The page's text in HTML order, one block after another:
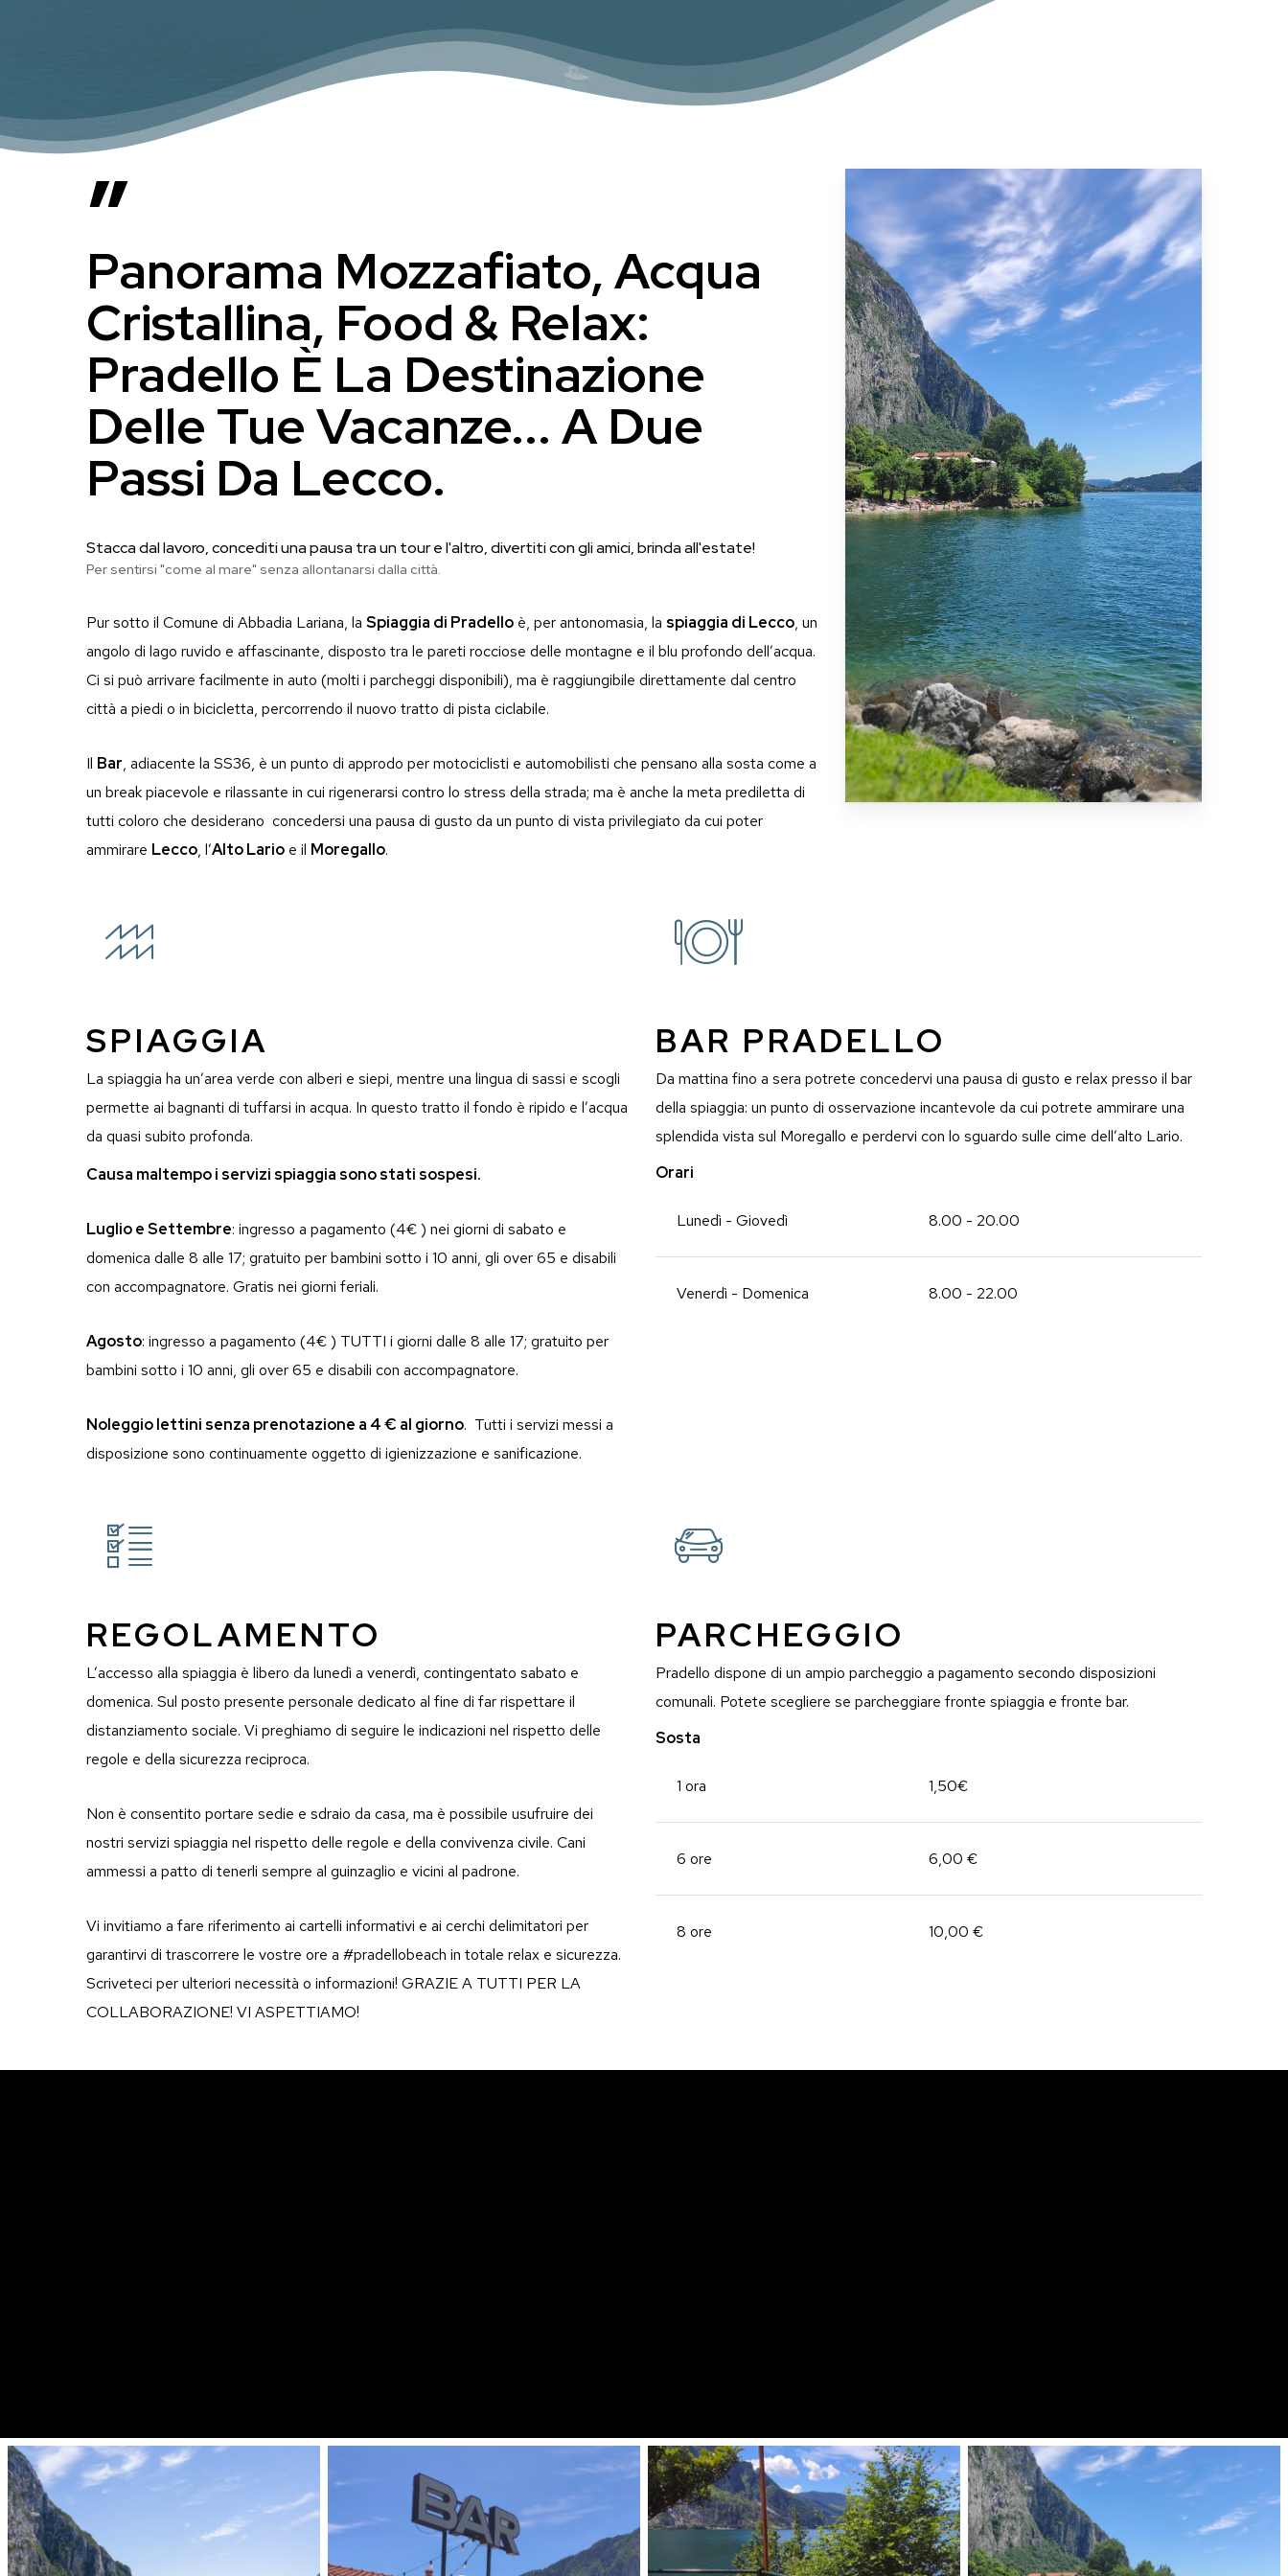
”
Panorama Mozzafiato, Acqua
Cristallina, Food & Relax:
Pradello È La Destinazione
Delle Tue Vacanze... A Due
Passi Da Lecco.
Stacca dal lavoro, concediti una pausa tra un tour e l'altro, divertiti con gli amici, brinda all'estate!
Per sentirsi "come al mare" senza allontanarsi dalla città.
Pur sotto il Comune di Abbadia Lariana, laSpiaggia di Pradello è, per antonomasia, la spiaggia di Lecco, un
angolo di lago ruvido e affascinante, disposto tra le pareti rocciose delle montagne e il blu profondo dell’acqua.
Ci si può arrivare facilmente in auto (molti i parcheggi disponibili), ma è raggiungibile direttamente dal centro
città a piedi o in bicicletta, percorrendo il nuovo tratto di pista ciclabile.
Il Bar, adiacente la SS36, è un punto di approdo per motociclisti e automobilisti che pensano alla sosta come a
un break piacevole e rilassante in cui rigenerarsi contro lo stress della strada; ma è anche la meta prediletta di
tutti coloro che desiderano concedersi una pausa di gusto da un punto di vista privilegiato da cui poter
ammirare Lecco, l’Alto Lario e il Moregallo.
SPIAGGIA
La spiaggia ha un’area verde con alberi e siepi, mentre una lingua di sassi e scogli
permette ai bagnanti di tuffarsi in acqua. In questo tratto il fondo è ripido e l’acqua
da quasi subito profonda.
Causa maltempo i servizi spiaggia sono stati sospesi.
Luglio e Settembre: ingresso a pagamento (4€ ) nei giorni di sabato e
domenica dalle 8 alle 17; gratuito per bambini sotto i 10 anni, gli over 65 e disabili
con accompagnatore. Gratis nei giorni feriali.
Agosto: ingresso a pagamento (4€ ) TUTTI i giorni dalle 8 alle 17; gratuito per
bambini sotto i 10 anni, gli over 65 e disabili con accompagnatore.
Noleggio lettini senza prenotazione a 4 € al giorno. Tutti i servizi messi a
disposizione sono continuamente oggetto di igienizzazione e sanificazione.
BAR PRADELLO
Da mattina fino a sera potrete concedervi una pausa di gusto e relax presso il bar
della spiaggia: un punto di osservazione incantevole da cui potrete ammirare una
splendida vista sul Moregallo e perdervi con lo sguardo sulle cime dell’alto Lario.
Orari
Lunedì - Giovedì 8.00 - 20.00
Venerdì - Domenica 8.00 - 22.00
REGOLAMENTO
L’accesso alla spiaggia è libero da lunedì a venerdì, contingentato sabato e
domenica. Sul posto presente personale dedicato al fine di far rispettare il
distanziamento sociale. Vi preghiamo di seguire le indicazioni nel rispetto delle
regole e della sicurezza reciproca.
Non è consentito portare sedie e sdraio da casa, ma è possibile usufruire dei
nostri servizi spiaggia nel rispetto delle regole e della convivenza civile. Cani
ammessi a patto di tenerli sempre al guinzaglio e vicini al padrone.
Vi invitiamo a fare riferimento ai cartelli informativi e ai cerchi delimitatori per
garantirvi di trascorrere le vostre ore a #pradellobeach in totale relax e sicurezza.
Scriveteci per ulteriori necessità o informazioni! GRAZIE A TUTTI PER LA
COLLABORAZIONE! VI ASPETTIAMO!
PARCHEGGIO
Pradello dispone di un ampio parcheggio a pagamento secondo disposizioni
comunali. Potete scegliere se parcheggiare fronte spiaggia e fronte bar.
Sosta
1 ora 1,50€
6 ore 6,00 €
8 ore 10,00 €